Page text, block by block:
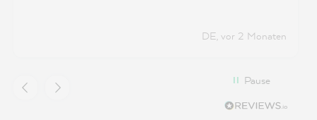
DE, vor 2 Monaten
Pause